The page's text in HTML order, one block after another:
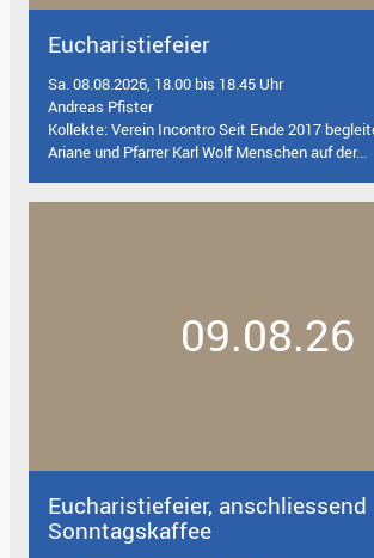
Eucharistiefeier
Sa. 08.08.2026, 18.00 bis 18.45 Uhr
Andreas Pfister
Kollekte: Verein Incontro Seit Ende 2017
Ariane und Pfarrer Karl Wolf Menschen auf der...
09.08.26
Eucharistiefeier, anschliessend
Sonntagskaffee